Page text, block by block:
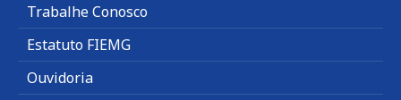
Trabalhe Conosco
Estatuto FIEMG
Ouvidoria